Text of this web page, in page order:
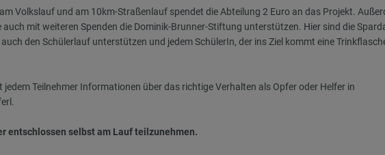
Volkslauf und am 10km-Straßenlauf spendet die Abteilung 2 Euro an das Projekt.
mit weiteren Spenden die Dominik-Brunner-Stiftung unterstützen. Hier sind die
den Schülerlauf unterstützen und jedem SchülerIn, der ins Ziel kommt eine
Teilnehmer Informationen über das richtige Verhalten als Opfer oder Helfer in
entschlossen selbst am Lauf teilzunehmen.